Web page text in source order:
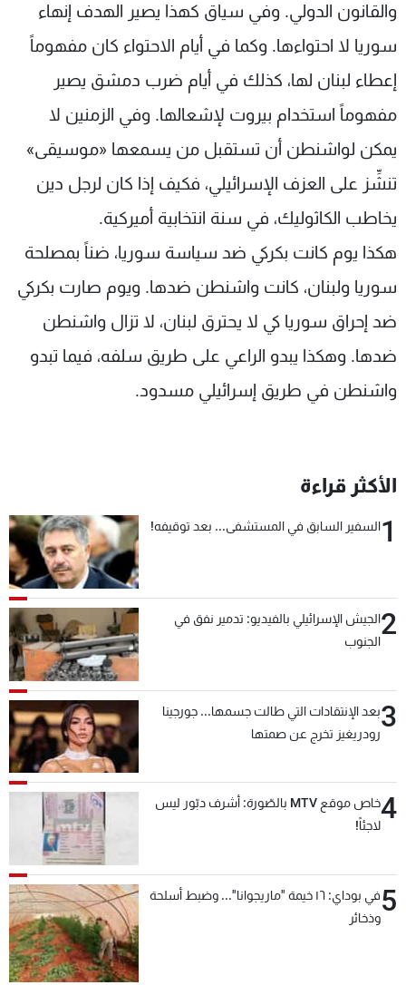
والقانون الدولي. وفي سياق كهذا يصير الهدف إنهاء
سوريا لا احتواءها. وكما في أيام الاحتواء كان مفهوماً
إعطاء لبنان لها، كذلك في أيام ضرب دمشق يصير
مفهوماً استخدام بيروت لإشعالها. وفي الزمنين لا
يمكن لواشنطن أن تستقبل من يسمعها «موسيقى»
تنشِّز على العزف الإسرائيلي، فكيف إذا كان لرجل دين
يخاطب الكاثوليك، في سنة انتخابية أميركية.
هكذا يوم كانت بكركي ضد سياسة سوريا، ضناً بمصلحة
سوريا ولبنان، كانت واشنطن ضدها. ويوم صارت بكركي
ضد إحراق سوريا كي لا يحترق لبنان، لا تزال واشنطن
ضدها. وهكذا يبدو الراعي على طريق سلفه، فيما تبدو
واشنطن في طريق إسرائيلي مسدود.
الأكثر قراءة
1السفير السابق في المستشفى... بعد توقيفه!
2الجيش الإسرائيلي بالفيديو: تدمير نفق في
الجنوب
3بعد الإنتقادات التي طالت جسمها... جورجينا
رودريغيز تخرج عن صمتها
4
خاص موقع MTV بالصّورة: أشرف دبّور ليس
لاجئاً!
5
في بوداي: ١٦ خيمة "ماريجوانا"... وضبط أسلحة
وذخائر